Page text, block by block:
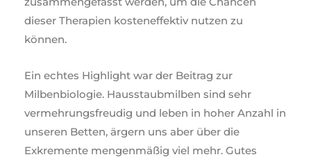
dieser Therapien kosteneffektiv nutzen zu
können.
Ein echtes Highlight war der Beitrag zur
Milbenbiologie. Hausstaubmilben sind sehr
vermehrungsfreudig und leben in hoher Anzahl in
unseren Betten, ärgern uns aber über die
Exkremente mengenmäßig viel mehr. Gutes